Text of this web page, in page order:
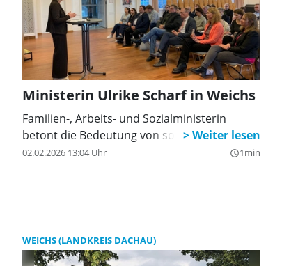
Ministerin Ulrike Scharf in Weichs
Familien-, Arbeits- und Sozialministerin
betont die Bedeutung von sozialen Themen.
02.02.2026 13:04 Uhr query_builder1min
WEICHS (LANDKREIS DACHAU)